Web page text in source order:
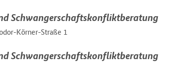
Schwangerschaftskonfliktberatung
Körner-Straße 1
Schwangerschaftskonfliktberatung